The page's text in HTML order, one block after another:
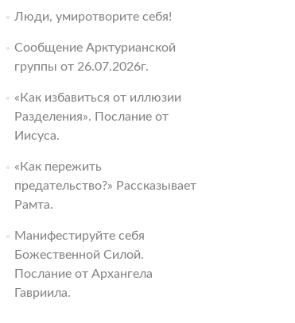
Люди, умиротворите себя!
Сообщение Арктурианской
группы от 26.07.2026г.
«Как избавиться от иллюзии
Разделения». Послание от
Иисуса.
«Как пережить
предательство?» Рассказывает
Рамта.
Манифестируйте себя
Божественной Силой.
Послание от Архангела
Гавриила.